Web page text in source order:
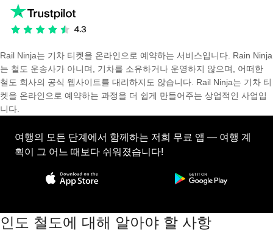
Rail Ninja는 기차 티켓을 온라인으로 예약하는 서비스입니다. Rain Ninja
는 철도 운송사가 아니며, 기차를 소유하거나 운영하지 않으며, 어떠한
철도 회사의 공식 웹사이트를 대리하지도 않습니다. Rail Ninja는 기차 티
켓을 온라인으로 예약하는 과정을 더 쉽게 만들어주는 상업적인 사업입
니다.
여행의 모든 단계에서 함께하는 저희 무료 앱 — 여행 계
획이 그 어느 때보다 쉬워졌습니다!
인도 철도에 대해 알아야 할 사항